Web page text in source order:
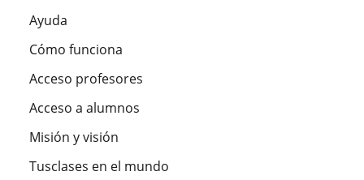
Ayuda
Cómo funciona
Acceso profesores
Acceso a alumnos
Misión y visión
Tusclases en el mundo